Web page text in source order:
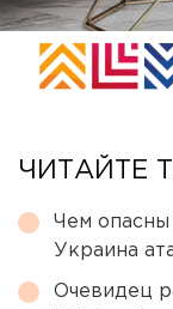
ЧИТАЙТЕ
Чем
Украина
Очевидец